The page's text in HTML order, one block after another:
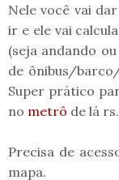
Nele você vai
ir e ele vai
(seja andando
de ônibus/
Super prático
no metrô de lá rs.
Precisa de
mapa.